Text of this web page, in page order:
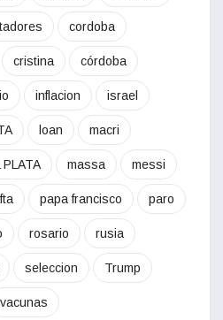
cordoba
cristina córdoba
inflacion israel
loan macri
PLATA massa messi
papa francisco paro
rosario rusia
seleccion Trump
vacunas